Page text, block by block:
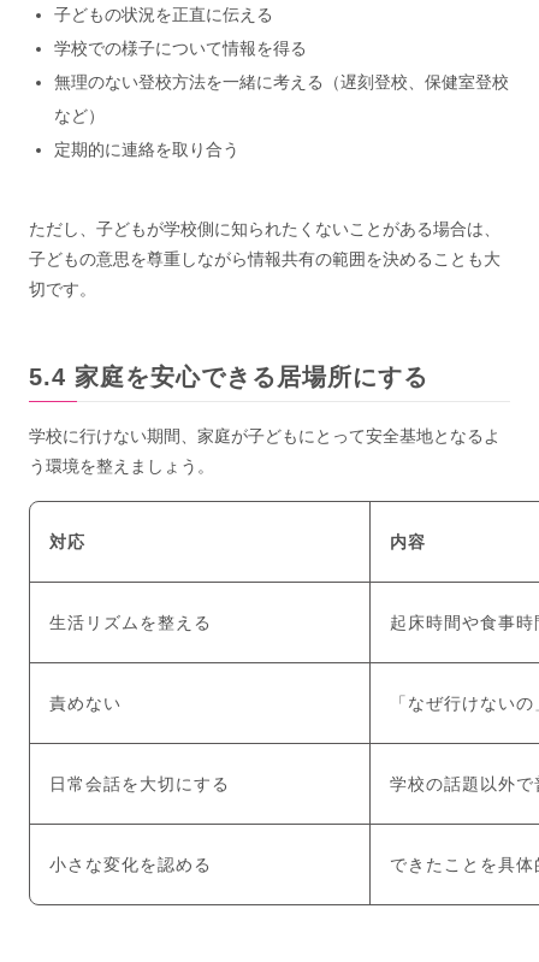
子どもの状況を正直に伝える
学校での様子について情報を得る
無理のない登校方法を一緒に考える（遅刻登校、保健室登校
など）
定期的に連絡を取り合う
ただし、子どもが学校側に知られたくないことがある場合は、
子どもの意思を尊重しながら情報共有の範囲を決めることも大
切です。
家庭を安心できる居場所にする
学校に行けない期間、家庭が子どもにとって安全基地となるよ
う環境を整えましょう。
対応 内容
生活リズムを整える 起床時間や食事
責めない 「なぜ行けない
日常会話を大切にする 学校の話題以外
小さな変化を認める できたことを具